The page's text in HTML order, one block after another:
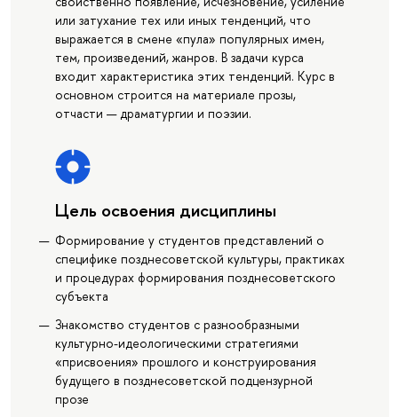
или затухание тех или иных тенденций, что
выражается в смене «пула» популярных имен,
тем, произведений, жанров. В задачи курса
входит характеристика этих тенденций. Курс в
основном строится на материале прозы,
отчасти — драматургии и поэзии.
Цель освоения дисциплины
Формирование у студентов представлений о
специфике позднесоветской культуры, практиках
и процедурах формирования позднесоветского
субъекта
Знакомство студентов с разнообразными
культурно-идеологическими стратегиями
«присвоения» прошлого и конструирования
будущего в позднесоветской подцензурной
прозе